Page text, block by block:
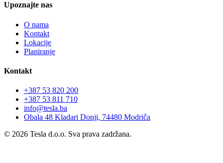
Upoznajte nas
O nama
Kontakt
Lokacije
Planiranje
Kontakt
+387 53 820 200
+387 53 811 710
info@tesla.ba
Obala 48 Kladari Donji, 74480 Modriča
© 2026 Tesla d.o.o. Sva prava zadržana.